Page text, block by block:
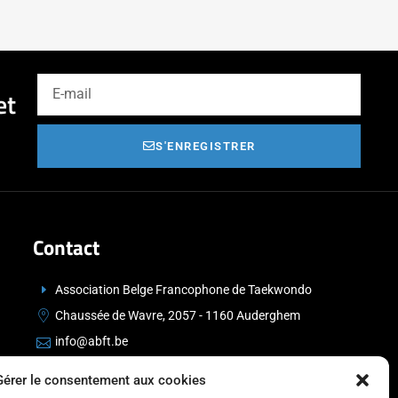
le consentement aux cookies
S'ENREGISTRER
Contact
Association Belge Francophone de Taekwondo
Chaussée de Wavre, 2057 - 1160 Auderghem
info@abft.be